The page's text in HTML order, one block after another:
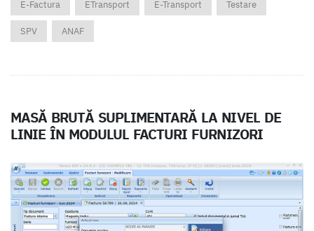
E-Factura ETransport E-Transport Testare
SPV ANAF
MASĂ BRUTĂ SUPLIMENTARĂ LA NIVEL DE
LINIE ÎN MODULUL FACTURI FURNIZORI